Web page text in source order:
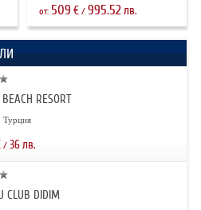
от:509 € /995.52лв.
RESORT
Турция
/ 36лв.
CLUB DIDIM